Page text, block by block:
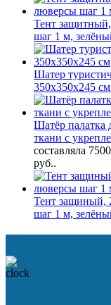
Тент
шаг 1 м,
Шатер
350х350х245 см
Шатёр палатка
ткани с
составляла
руб..
Тент защиный,
шаг 1 м,